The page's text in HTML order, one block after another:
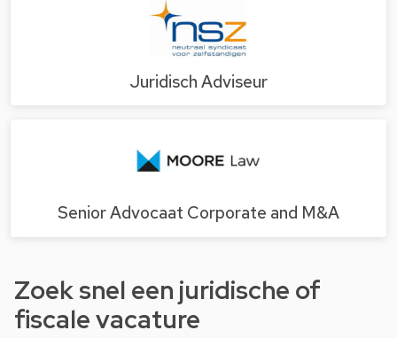
Juridisch Adviseur
Senior Advocaat Corporate and M&A
Zoek snel een juridische of
fiscale vacature